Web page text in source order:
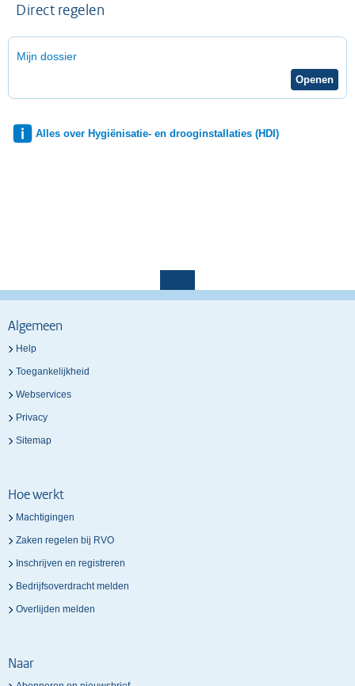
Direct regelen
Mijn dossier
Alles over Hygiënisatie- en drooginstallaties (HDI)
Algemeen
Help
Toegankelijkheid
Webservices
Privacy
Sitemap
Hoe werkt
Machtigingen
Zaken regelen bij RVO
Inschrijven en registreren
Bedrijfsoverdracht melden
Overlijden melden
Naar